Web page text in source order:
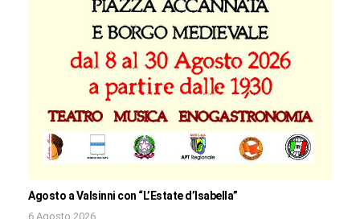
Agosto a Valsinni con “L’Estate d’Isabella”
6 Agosto 2026